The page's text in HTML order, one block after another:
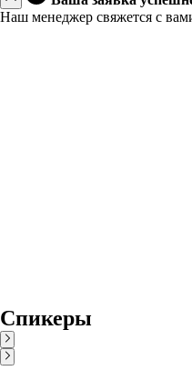
Наш менеджер свяжется с
Спикеры